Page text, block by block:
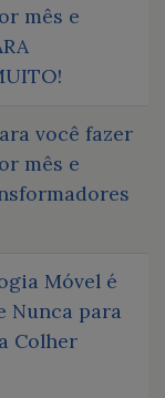
mês e
você fazer
mês e
Móvel é
Nunca para
Colher